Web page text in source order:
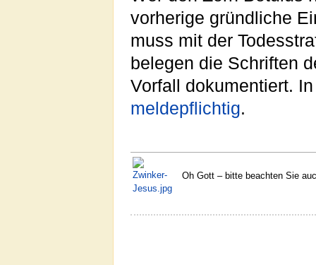
vorherige gründliche
muss mit der
belegen die Schriften
Vorfall dokumentiert.
meldepflichtig.
Oh Gott – bitte beachten Sie